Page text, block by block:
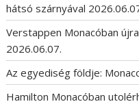
hátsó szárnyával
Verstappen Monacóban
2026.06.07.
Az egyediség földje:
Hamilton Monacóban